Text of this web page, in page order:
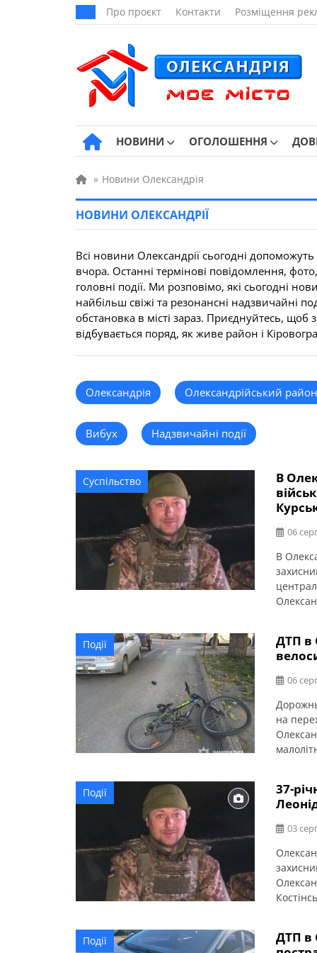
Про проєкт Контакти Розміщення
НОВИНИ ОГОЛОШЕННЯ
» Новини Олександрія
НОВИНИ ОЛЕКСАНДРІЇ
Всі новини Олександрії сьогодні
вчора. Останні термінові повідомлення,
головні події. Ми розповімо, які сьогодні
найбільш свіжі та резонансні надзвичайні
обстановка в місті зараз. Приєднуйтесь,
відбувається поряд, як живе район і
Олександрія Олександрійський район
Вибух Надзвичайні події
Суспільство
В
06
В
Події
ДТП в
06
на
Події
37-
03
Події
ДТП в